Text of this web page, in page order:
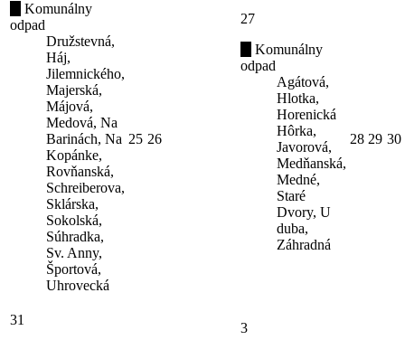
Komunálny
odpad
Družstevná,
Háj,
Jilemnického,
Majerská,
Májová,
Medová, Na
Barinách, Na
Kopánke,
Rovňanská,
Schreiberova,
Sklárska,
Sokolská,
Súhradka,
Sv. Anny,
Športová,
Uhrovecká
25 26
27
Komunálny
odpad
Agátová,
Hlotka,
Horenická
Hôrka,
Javorová,
Medňanská,
Medné,
Staré
Dvory, U
duba,
Záhradná
28 29 30
31
3